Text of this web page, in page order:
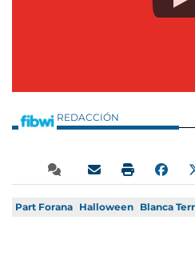
REDACCIÓN
Part Forana Halloween Blanca